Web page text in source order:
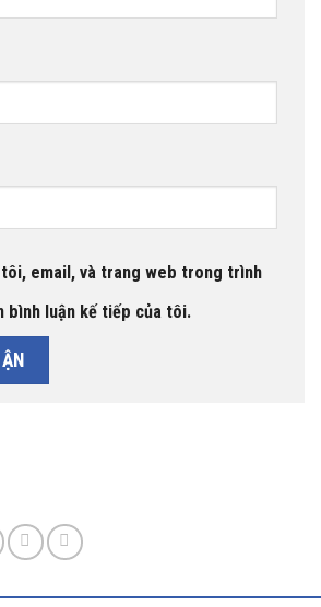
tôi, email, và trang web trong trình
bình luận kế tiếp của tôi.